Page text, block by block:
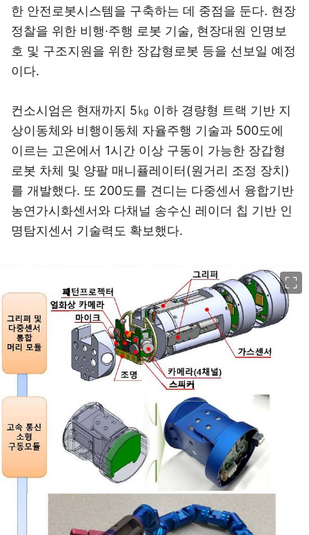
한 안전로봇시스템을 구축하는 데 중점을 둔다. 현장
정찰을 위한 비행·주행 로봇 기술, 현장대원 인명보
호 및 구조지원을 위한 장갑형로봇 등을 선보일 예정
이다.
컨소시엄은 현재까지 5㎏ 이하 경량형 트랙 기반 지
상이동체와 비행이동체 자율주행 기술과 500도에
이르는 고온에서 1시간 이상 구동이 가능한 장갑형
로봇 차체 및 양팔 매니퓰레이터(원거리 조정 장치)
를 개발했다. 또 200도를 견디는 다중센서 융합기반
농연가시화센서와 다채널 송수신 레이더 칩 기반 인
명탐지센서 기술력도 확보했다.